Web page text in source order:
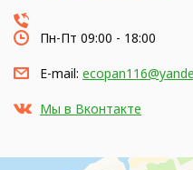
Пн-Пт 09:00 - 18:00
E-mail:
Мы в Вконтакте